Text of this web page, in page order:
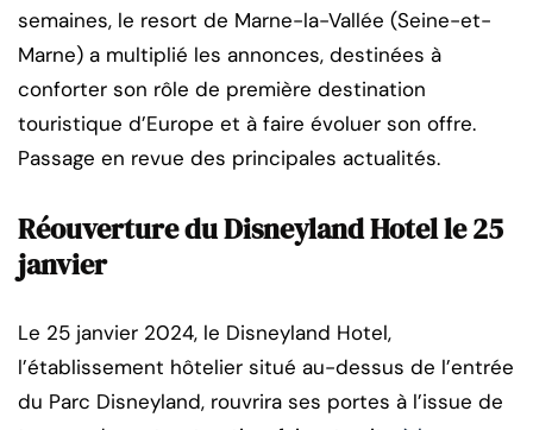
semaines, le resort de Marne-la-Vallée (Seine-et-
Marne) a multiplié les annonces, destinées à
conforter son rôle de première destination
touristique d’Europe et à faire évoluer son offre.
Passage en revue des principales actualités.
Réouverture du Disneyland Hotel le 25
janvier
Le 25 janvier 2024, le Disneyland Hotel,
l’établissement hôtelier situé au-dessus de l’entrée
du Parc Disneyland, rouvrira ses portes à l’issue de